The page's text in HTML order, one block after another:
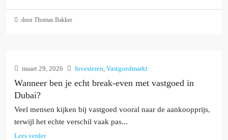
door Thomas Bakker
maart 29, 2026 Investeren, Vastgoedmarkt
Wanneer ben je echt break-even met vastgoed in
Dubai?
Veel mensen kijken bij vastgoed vooral naar de aankoopprijs,
terwijl het echte verschil vaak pas...
Lees verder